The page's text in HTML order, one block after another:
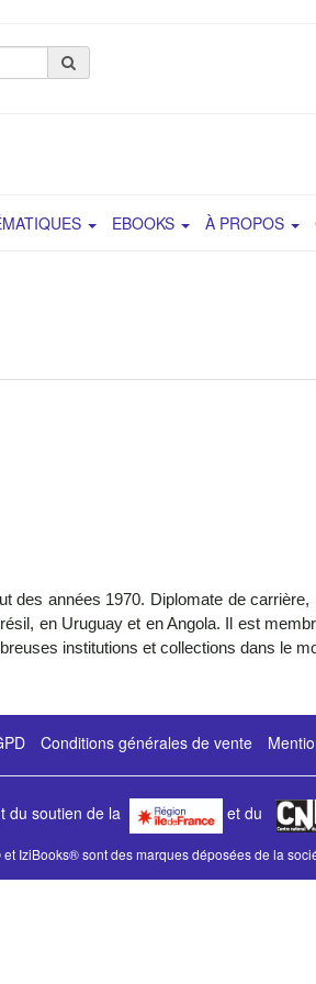
EBOOKS À PROPOS
des années 1970. Diplomate de
en Uruguay et en Angola. Il est
institutions et collections dans le
Conditions générales de vente
du soutien de la et du
et IziBooks®sont des marques déposées de la